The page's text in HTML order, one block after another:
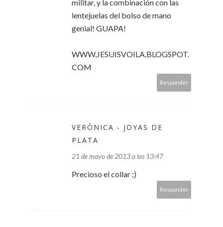
militar, y la combinación con las
lentejuelas del bolso de mano
genial! GUAPA!
WWW.JESUISVOILA.BLOGSPOT.
COM
Responder
VERÓNICA - JOYAS DE
PLATA
21 de mayo de 2013 a las 13:47
Precioso el collar ;)
Responder